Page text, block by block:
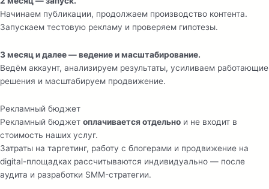
Начинаем публикации, продолжаем производство контента.
Запускаем тестовую рекламу и проверяем гипотезы.
3 месяц и далее — ведение и масштабирование.
Ведём аккаунт, анализируем результаты, усиливаем работающие
решения и масштабируем продвижение.
Рекламный бюджет
Рекламный бюджет оплачивается отдельно и не входит в
стоимость наших услуг.
Затраты на таргетинг, работу с блогерами и продвижение на
digital-площадках рассчитываются индивидуально — после
аудита и разработки SMM-стратегии.